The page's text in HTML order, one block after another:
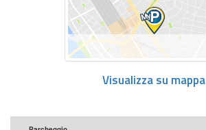
Visualizza su mappa